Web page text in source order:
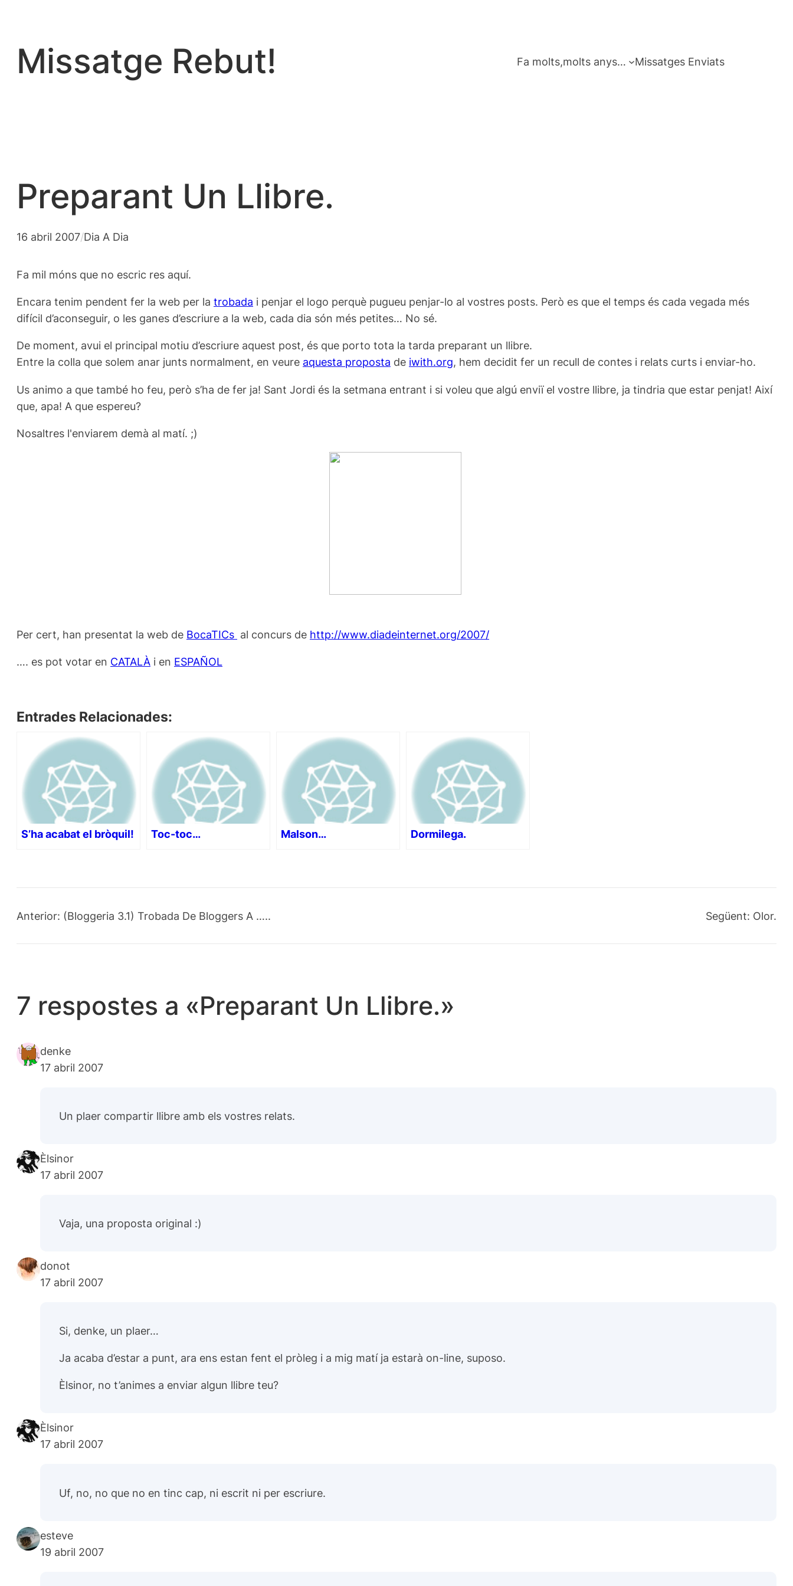
contingut
Missatge Rebut! Fa molts,molts anys… Missatges Enviats
Preparant Un Llibre.
16 abril 2007/Dia A Dia
Fa mil móns que no escric res aquí.
Encara tenim pendent fer la web per la trobada i penjar el logo perquè pugueu penjar-lo al vostres posts. Però es que el temps és cada vegada més
difícil d’aconseguir, o les ganes d’escriure a la web, cada dia són més petites… No sé.
De moment, avui el principal motiu d’escriure aquest post, és que porto tota la tarda preparant un llibre.
Entre la colla que solem anar junts normalment, en veure aquesta proposta de iwith.org, hem decidit fer un recull de contes i relats curts i enviar-ho.
Us animo a que també ho feu, però s’ha de fer ja! Sant Jordi és la setmana entrant i si voleu que algú enviï el vostre llibre, ja tindria que estar penjat! Així
que, apa! A que espereu?
Nosaltres l'enviarem demà al matí. ;)
Per cert, han presentat la web de BocaTICs al concurs de http://www.diadeinternet.org/2007/
…. es pot votar en CATALÀ i en ESPAÑOL
Entrades Relacionades:
S’ha acabat el bròquil! Toc-toc… Malson… Dormilega.
Anterior: (Bloggeria 3.1) Trobada De Bloggers A ….. Següent: Olor.
7 respostes a «Preparant Un Llibre.»
denke
17 abril 2007
Un plaer compartir llibre amb els vostres relats.
Èlsinor
17 abril 2007
Vaja, una proposta original :)
donot
17 abril 2007
Si, denke, un plaer…
Ja acaba d’estar a punt, ara ens estan fent el pròleg i a mig matí ja estarà on-line, suposo.
Èlsinor, no t’animes a enviar algun llibre teu?
Èlsinor
17 abril 2007
Uf, no, no que no en tinc cap, ni escrit ni per escriure.
esteve
19 abril 2007